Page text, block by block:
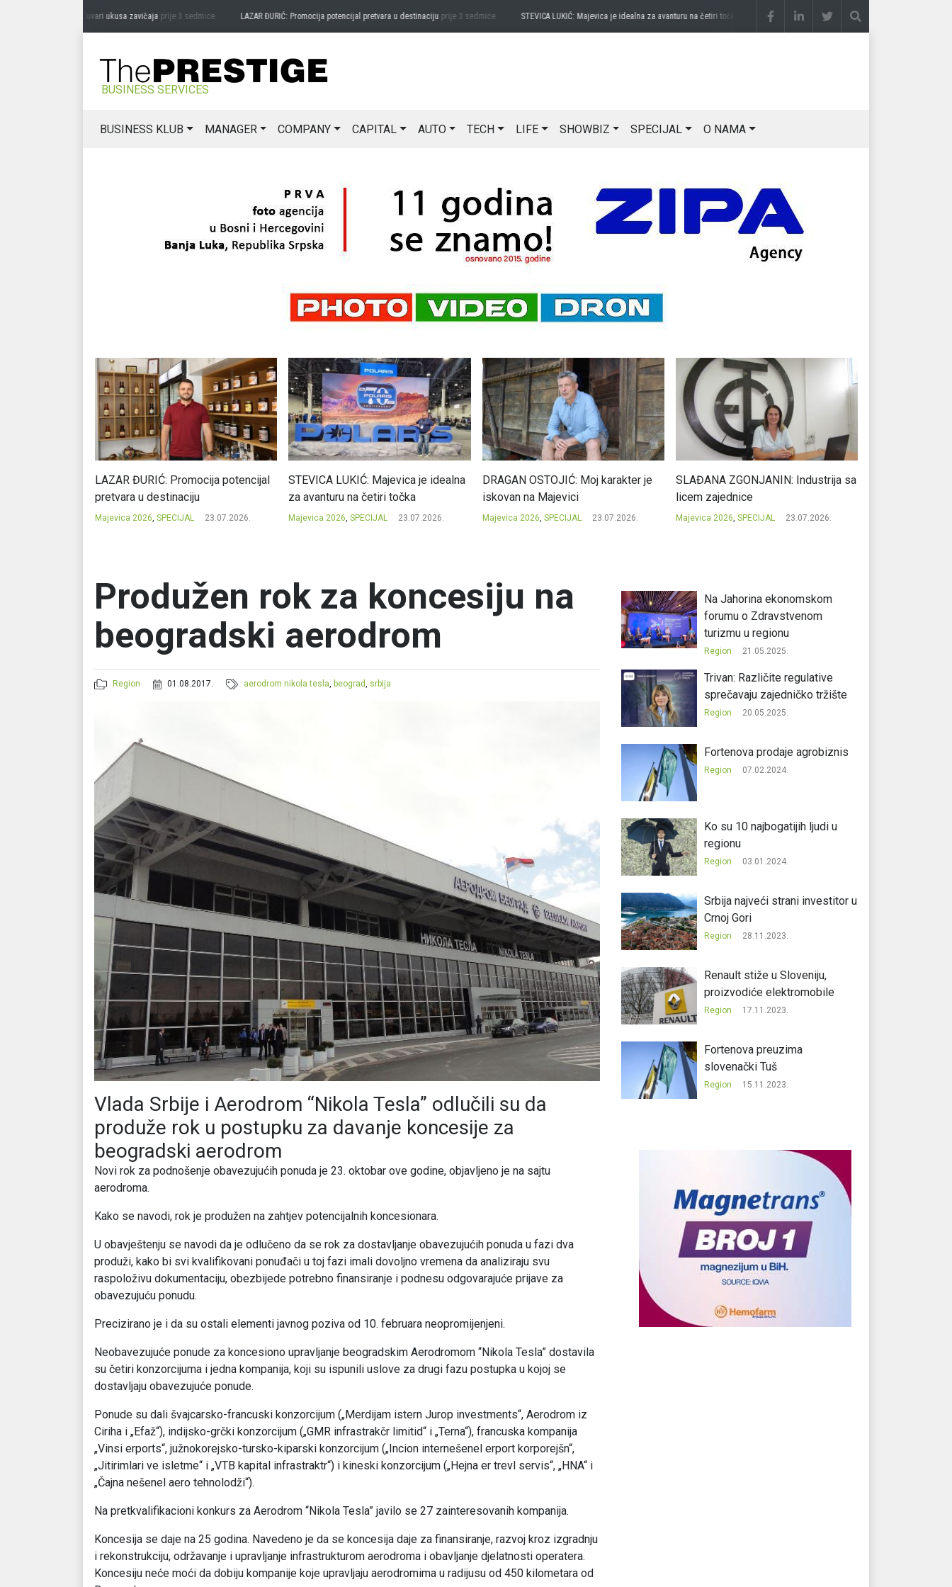
MIĆANOVIĆ: Čuvari ukusa zavičajaprije 3 sedmice LAZAR ĐURIĆ: Promocija potencijal pretvara u destinacijuprije 3 sedmice STEVICA LUKIĆ: Majevica je idealna za avanturu na četiri točkaprije 3 sedmice DRAGAN OSTOJIĆ: Moj karakter je
BUSINESS SERVICES
BUSINESS KLUB MANAGER COMPANY CAPITAL AUTO TECH LIFE SHOWBIZ SPECIJAL O NAMA
LAZAR ĐURIĆ: Promocija potencijal
pretvara u destinaciju
Majevica 2026, SPECIJAL 23.07.2026.
STEVICA LUKIĆ: Majevica je idealna
za avanturu na četiri točka
Majevica 2026, SPECIJAL 23.07.2026.
DRAGAN OSTOJIĆ: Moj karakter je
iskovan na Majevici
Majevica 2026, SPECIJAL 23.07.2026.
SLAĐANA ZGONJANIN: Industrija sa
licem zajednice
Majevica 2026, SPECIJAL 23.07.2026.
Produžen rok za koncesiju na
beogradski aerodrom
Region 01.08.2017. aerodrom nikola tesla, beograd, srbija
Vlada Srbije i Aerodrom “Nikola Tesla” odlučili su da
produže rok u postupku za davanje koncesije za
beogradski aerodrom
Novi rok za podnošenje obavezujućih ponuda je 23. oktobar ove godine, objavljeno je na sajtu
aerodroma.
Kako se navodi, rok je produžen na zahtjev potencijalnih koncesionara.
U obavještenju se navodi da je odlučeno da se rok za dostavljanje obavezujućih ponuda u fazi dva
produži, kako bi svi kvalifikovani ponuđači u toj fazi imali dovoljno vremena da analiziraju svu
raspoloživu dokumentaciju, obezbijede potrebno finansiranje i podnesu odgovarajuće prijave za
obavezujuću ponudu.
Precizirano je i da su ostali elementi javnog poziva od 10. februara neopromijenjeni.
Neobavezujuće ponude za koncesiono upravljanje beogradskim Aerodromom “Nikola Tesla” dostavila
su četiri konzorcijuma i jedna kompanija, koji su ispunili uslove za drugi fazu postupka u kojoj se
dostavljaju obavezujuće ponude.
Ponude su dali švajcarsko-francuski konzorcijum („Merdijam istern Jurop investments“, Aerodrom iz
Ciriha i „Efaž“), indijsko-grčki konzorcijum („GMR infrastrakčr limitid“ i „Terna“), francuska kompanija
„Vinsi erports“, južnokorejsko-tursko-kiparski konzorcijum („Incion internešenel erport korporejšn“,
„Jitirimlari ve isletme“ i „VTB kapital infrastraktr“) i kineski konzorcijum („Hejna er trevl servis“, „HNA“ i
„Čajna nešenel aero tehnolodži“).
Na pretkvalifikacioni konkurs za Aerodrom “Nikola Tesla” javilo se 27 zainteresovanih kompanija.
Koncesija se daje na 25 godina. Navedeno je da se koncesija daje za finansiranje, razvoj kroz izgradnju
i rekonstrukciju, održavanje i upravljanje infrastrukturom aerodroma i obavljanje djelatnosti operatera.
Koncesiju neće moći da dobiju kompanije koje upravljaju aerodromima u radijusu od 450 kilometara od
Na Jahorina ekonomskom
forumu o Zdravstvenom
turizmu u regionu
Region 21.05.2025.
Trivan: Različite regulative
sprečavaju zajedničko tržište
Region 20.05.2025.
Fortenova prodaje agrobiznis
Region 07.02.2024.
Ko su 10 najbogatijih ljudi u
regionu
Region 03.01.2024.
Srbija najveći strani investitor u
Crnoj Gori
Region 28.11.2023.
Renault stiže u Sloveniju,
proizvodiće elektromobile
Region 17.11.2023.
Fortenova preuzima
slovenački Tuš
Region 15.11.2023.